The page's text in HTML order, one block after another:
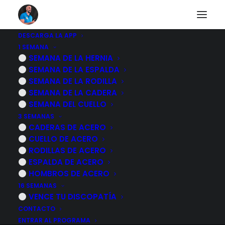
DESCARGA LA APP
1 SEMANA
SEMANA DE LA HERNIA
SEMANA DE LA ESPALDA
SEMANA DE LA RODILLA
SEMANA DE LA CADERA
SEMANA DEL CUELLO
3 SEMANAS
CADERAS DE ACERO
CUELLO DE ACERO
RODILLAS DE ACERO
ESPALDA DE ACERO
HOMBROS DE ACERO
16 SEMANAS
VENCE TU DISCOPATÍA
CONTACTO
ENTRAR AL PROGRAMA
Otros diarios
Descubre a otras personas que están pasando lo
31 julio, 2026
ESPALDA Rígida – Rutina De 10
MINUTOS Para DESBLOQUEAR Tu Zona
LUMBAR